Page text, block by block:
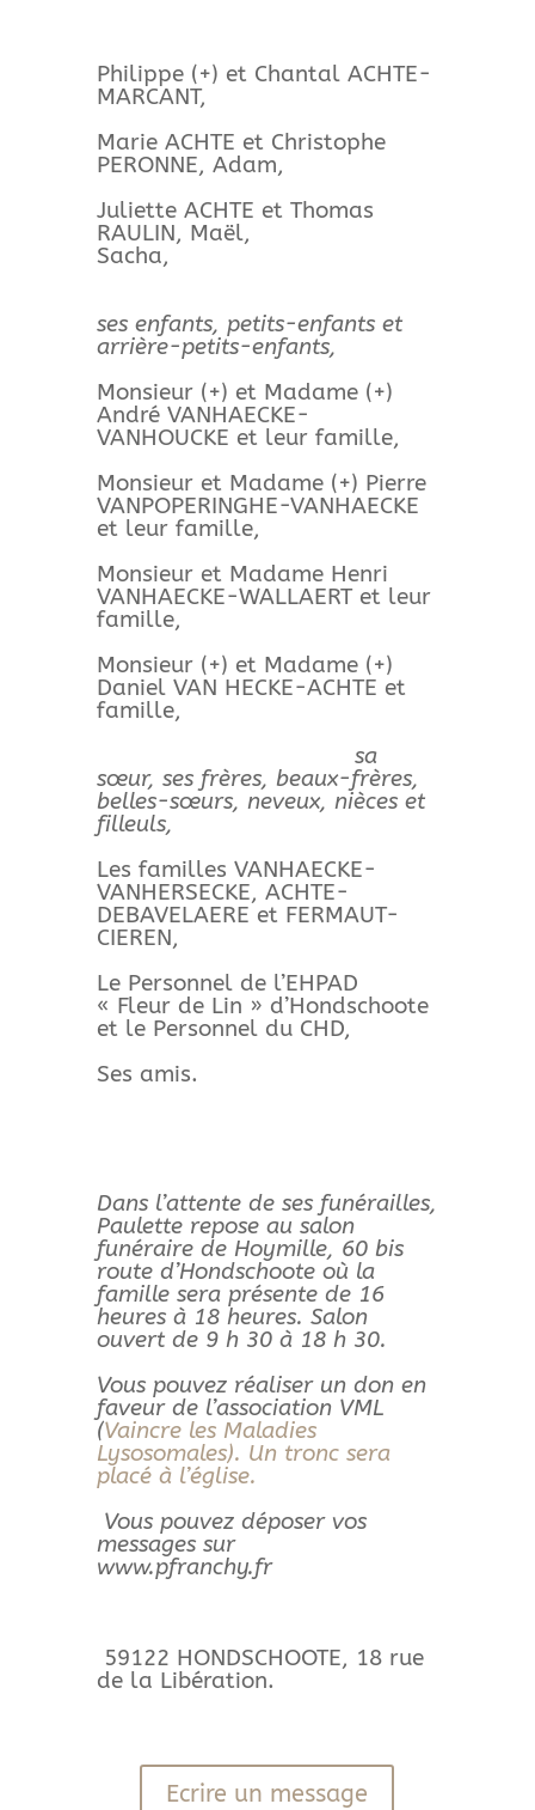
Philippe (+) et Chantal ACHTE-
MARCANT,
Marie ACHTE et Christophe
PERONNE, Adam,
Juliette ACHTE et Thomas
RAULIN, Maël,
Sacha,
ses enfants, petits-enfants et
arrière-petits-enfants,
Monsieur (+) et Madame (+)
André VANHAECKE-
VANHOUCKE et leur famille,
Monsieur et Madame (+) Pierre
VANPOPERINGHE-VANHAECKE
et leur famille,
Monsieur et Madame Henri
VANHAECKE-WALLAERT et leur
famille,
Monsieur (+) et Madame (+)
Daniel VAN HECKE-ACHTE et
famille,
sa
sœur, ses frères, beaux-frères,
belles-sœurs, neveux, nièces et
filleuls,
Les familles VANHAECKE-
VANHERSECKE, ACHTE-
DEBAVELAERE et FERMAUT-
CIEREN,
Le Personnel de l’EHPAD
« Fleur de Lin » d’Hondschoote
et le Personnel du CHD,
Ses amis.
Dans l’attente de ses funérailles,
Paulette repose au salon
funéraire de Hoymille, 60 bis
route d’Hondschoote où la
famille sera présente de 16
heures à 18 heures. Salon
ouvert de 9 h 30 à 18 h 30.
Vous pouvez réaliser un don en
faveur de l’association VML
(Vaincre les Maladies
Lysosomales). Un tronc sera
placé à l’église.
Vous pouvez déposer vos
messages sur
www.pfranchy.fr
59122 HONDSCHOOTE, 18 rue
de la Libération.
Ecrire un message